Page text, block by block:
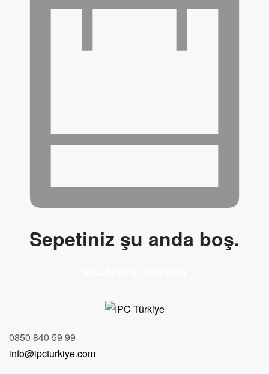
Sepetiniz şu anda boş.
0850 840 59 99
info@ipcturkiye.com